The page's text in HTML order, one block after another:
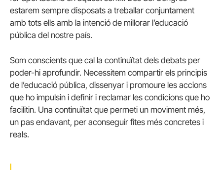
estarem sempre disposats a treballar conjuntament
amb tots ells amb la intenció de millorar l’educació
pública del nostre país.
Som conscients que cal la continuïtat dels debats per
poder-hi aprofundir. Necessitem compartir els principis
de l’educació pública, dissenyar i promoure les accions
que ho impulsin i definir i reclamar les condicions que ho
facilitin. Una continuïtat que permeti un moviment més,
un pas endavant, per aconseguir fites més concretes i
reals.